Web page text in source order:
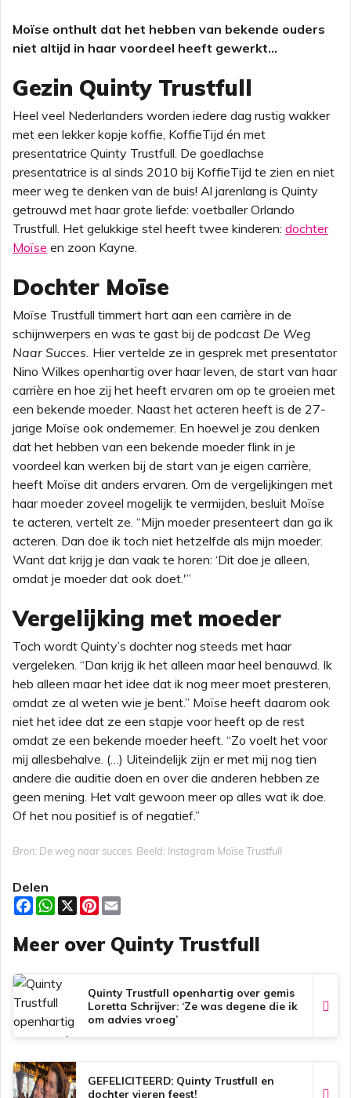
Moïse onthult dat het hebben van bekende ouders
niet altijd in haar voordeel heeft gewerkt...
Gezin Quinty Trustfull
Heel veel Nederlanders worden iedere dag rustig wakker
met een lekker kopje koffie, KoffieTijd én met
presentatrice Quinty Trustfull. De goedlachse
presentatrice is al sinds 2010 bij KoffieTijd te zien en niet
meer weg te denken van de buis! Al jarenlang is Quinty
getrouwd met haar grote liefde: voetballer Orlando
Trustfull. Het gelukkige stel heeft twee kinderen: dochter
Moïse en zoon Kayne.
Dochter Moïse
Moïse Trustfull timmert hart aan een carrière in de
schijnwerpers en was te gast bij de podcast De Weg
Naar Succes. Hier vertelde ze in gesprek met presentator
Nino Wilkes openhartig over haar leven, de start van haar
carrière en hoe zij het heeft ervaren om op te groeien met
een bekende moeder. Naast het acteren heeft is de 27-
jarige Moïse ook ondernemer. En hoewel je zou denken
dat het hebben van een bekende moeder flink in je
voordeel kan werken bij de start van je eigen carrière,
heeft Moïse dit anders ervaren. Om de vergelijkingen met
haar moeder zoveel mogelijk te vermijden, besluit Moïse
te acteren, vertelt ze. “Mijn moeder presenteert dan ga ik
acteren. Dan doe ik toch niet hetzelfde als mijn moeder.
Want dat krijg je dan vaak te horen: ‘Dit doe je alleen,
omdat je moeder dat ook doet.'”
Vergelijking met moeder
Toch wordt Quinty’s dochter nog steeds met haar
vergeleken. “Dan krijg ik het alleen maar heel benauwd. Ik
heb alleen maar het idee dat ik nog meer moet presteren,
omdat ze al weten wie je bent.” Moïse heeft daarom ook
niet het idee dat ze een stapje voor heeft op de rest
omdat ze een bekende moeder heeft. “Zo voelt het voor
mij allesbehalve. (…) Uiteindelijk zijn er met mij nog tien
andere die auditie doen en over die anderen hebben ze
geen mening. Het valt gewoon meer op alles wat ik doe.
Of het nou positief is of negatief.”
Bron: De weg naar succes. Beeld: Instagram Moïse Trustfull
Delen
F
a
e
b
o
k
W
h
t
s
p
p
X
P
t
e
e
s
t
i
l
Meer over Quinty Trustfull
Quinty Trustfull openhartig over gemis
Loretta Schrijver: ‘Ze was degene die ik
om advies vroeg’
GEFELICITEERD: Quinty Trustfull en
dochter vieren feest!